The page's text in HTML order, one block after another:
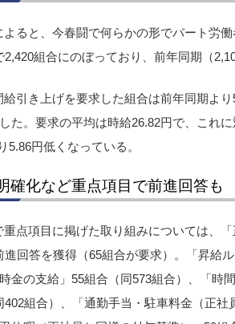
よると、今春闘で何らかの形でパート労
2,420組合にのぼっており、前年同期（
給引き上げを要求した組合は前年同期よ
た。要求の平均は時給26.82円で、これ
5.86円低くなっている。
確化など重点項目で前進回答も
重点項目に掲げた取り組みについては、
進回答を獲得（65組合が要求）。「昇給
金の支給」55組合（同573組合）、「時
402組合）、「通勤手当・駐車料金（正